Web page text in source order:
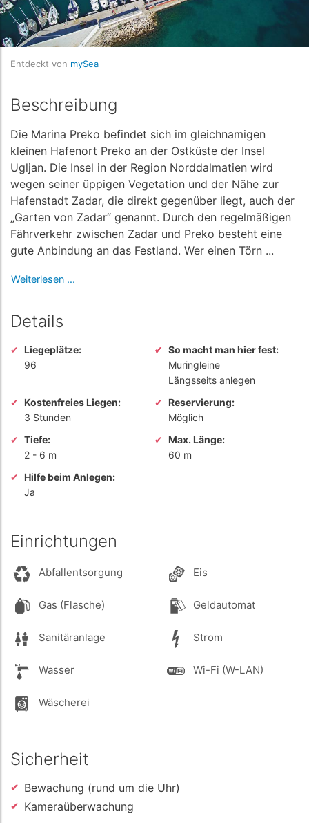
Entdeckt von mySea
Beschreibung
Die Marina Preko befindet sich im gleichnamigen
kleinen Hafenort Preko an der Ostküste der Insel
Ugljan. Die Insel in der Region Norddalmatien wird
wegen seiner üppigen Vegetation und der Nähe zur
Hafenstadt Zadar, die direkt gegenüber liegt, auch der
„Garten von Zadar“ genannt. Durch den regelmäßigen
Fährverkehr zwischen Zadar und Preko besteht eine
gute Anbindung an das Festland. Wer einen Törn ...
Weiterlesen ...
Details
Liegeplätze:
96
So macht man hier fest:
Muringleine
Längsseits anlegen
Kostenfreies Liegen:
3 Stunden
Reservierung:
Möglich
Tiefe:
2 - 6 m
Max. Länge:
60 m
Hilfe beim Anlegen:
Ja
Einrichtungen
Abfallentsorgung Eis
Gas (Flasche) Geldautomat
Sanitäranlage Strom
Wasser Wi-Fi (W-LAN)
Wäscherei
Sicherheit
Bewachung (rund um die Uhr)
Kameraüberwachung